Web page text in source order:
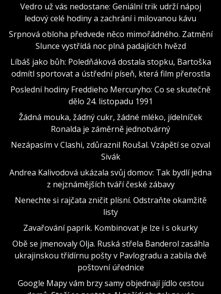
Vedro už vás nedostane: Geniální trik udrží nápoj
ledový celé hodiny a zachrání i milovanou kávu
Srpnová obloha předvede něco mimořádného. Zatmění
Slunce vystřídá noc plná padajících hvězd
Líbáš jako bůh: Poledňáková dostala stopku, Bartoška
odmítl sportovat a ústřední píseň, která film přerostla
Poslední hodiny Freddieho Mercuryho: Co se skutečně
dělo 24. listopadu 1991
Žádná mouka, žádný cukr, žádné mléko, jídelníček
Ronalda je záměrně jednotvárný
Nezápasím v Clashi, zdůraznil Roušal. Vzápětí se ozval
Sivák
Andrea Kalivodová ukázala svůj domov: Tak bydlí jedna
z nejznámějších tváří české zábavy
Nenechte si rajčata zničit plísní. Odstraňte okamžitě
listy
Zavařování paprik. Kombinovat je lze i s okurky
Obě se jmenovaly Olja. Ruská střela Banderol zasáhla
ukrajinskou třídírnu pošty v Pavlogradu a zabila dvě
poštovní úřednice
Google Mapy vám brzy samy objednají jídlo cestou